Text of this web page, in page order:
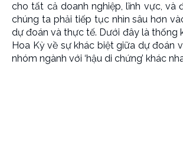
cho tất cả doanh nghiệp, lĩnh vực, và
chúng ta phải tiếp tục nhìn sâu hơn
dự đoán và thực tế. Dưới đây là thống
Hoa Kỳ về sự khác biệt giữa dự đoán
nhóm ngành với ‘hậu di chứng’ khác